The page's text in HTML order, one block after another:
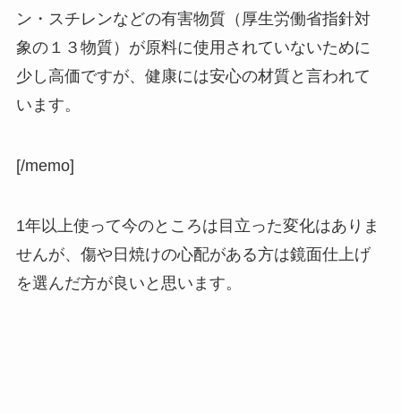
ン・スチレンなどの有害物質（厚生労働省指針対
象の１３物質）が原料に使用されていないために
少し高価ですが、健康には安心の材質と言われて
います。
[/memo]
1年以上使って今のところは目立った変化はありま
せんが、 傷や日焼けの心配がある方は鏡面仕上げ
を選んだ方が良いと思います。